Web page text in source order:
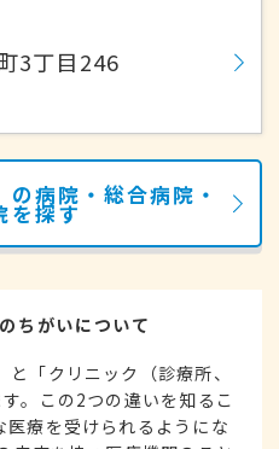
3丁目246
の病院・総合病院・
を探す
ちがいについて
「クリニック（診療所、
。この2つの違いを知るこ
医療を受けられるようにな